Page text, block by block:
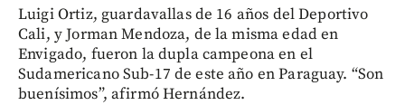
Luigi Ortiz, guardavallas de 16 años del Deportivo
Cali, y Jorman Mendoza, de la misma edad en
Envigado, fueron la dupla campeona en el
Sudamericano Sub-17 de este año en Paraguay. “Son
buenísimos”, afirmó Hernández.